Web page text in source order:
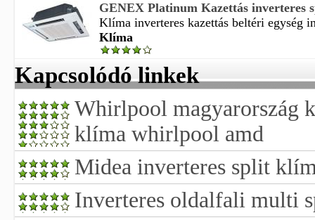
GENEX Platinum Kazettás inverteres
Klíma inverteres kazettás beltéri egység
Klíma
Kapcsolódó linkek
Whirlpool magyarország
klíma whirlpool amd
Midea inverteres split
Inverteres oldalfali multi